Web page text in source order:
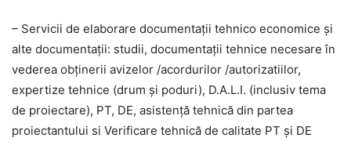
– Servicii de elaborare documentații tehnico economice și
alte documentații: studii, documentații tehnice necesare în
vederea obținerii avizelor /acordurilor /autorizatiilor,
expertize tehnice (drum și poduri), D.A.L.I. (inclusiv tema
de proiectare), PT, DE, asistență tehnică din partea
proiectantului si Verificare tehnică de calitate PT și DE